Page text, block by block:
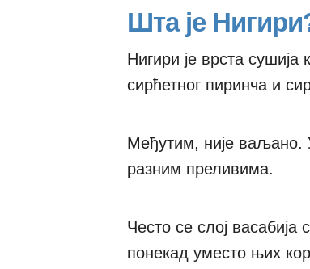
Шта је
Нигири је врста сушија
сирћетног пиринча и
Међутим, није ваљано.
разним преливима.
Често се слој
понекад уместо њих